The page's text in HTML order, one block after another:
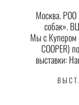
Москва.
собак».
Мы с Купером
COOPER)
выставки: